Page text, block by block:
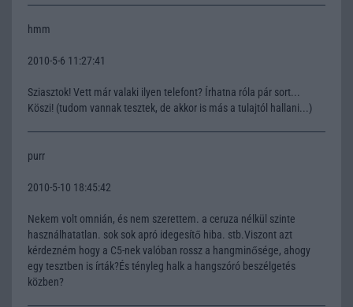
hmm
2010-5-6 11:27:41
Sziasztok! Vett már valaki ilyen telefont? Írhatna róla pár sort...
Köszi! (tudom vannak tesztek, de akkor is más a tulajtól hallani...)
purr
2010-5-10 18:45:42
Nekem volt omnián, és nem szerettem. a ceruza nélkül szinte
használhatatlan. sok sok apró idegesítő hiba. stb.Viszont azt
kérdezném hogy a C5-nek valóban rossz a hangminősége, ahogy
egy tesztben is írták?És tényleg halk a hangszóró beszélgetés
közben?